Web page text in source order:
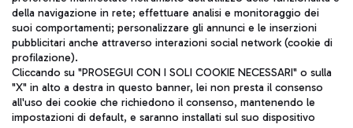
ITA
della navigazione in rete; effettuare analisi e monitoraggio dei
suoi comportamenti; personalizzare gli annunci e le inserzioni
pubblicitari anche attraverso interazioni social network (cookie di
profilazione).
Cliccando su "PROSEGUI CON I SOLI COOKIE NECESSARI" o sulla
"X" in alto a destra in questo banner, lei non presta il consenso
all'uso dei cookie che richiedono il consenso, mantenendo le
impostazioni di default, e saranno installati sul suo dispositivo